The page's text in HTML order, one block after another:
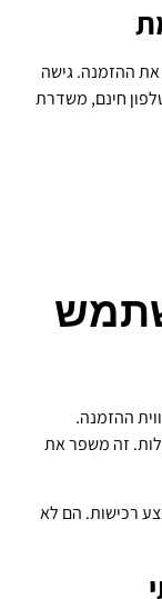
את ההזמנה. גישה
חינם, משדרת
ההזמנה.
זה משפר את
רכישות. הם לא